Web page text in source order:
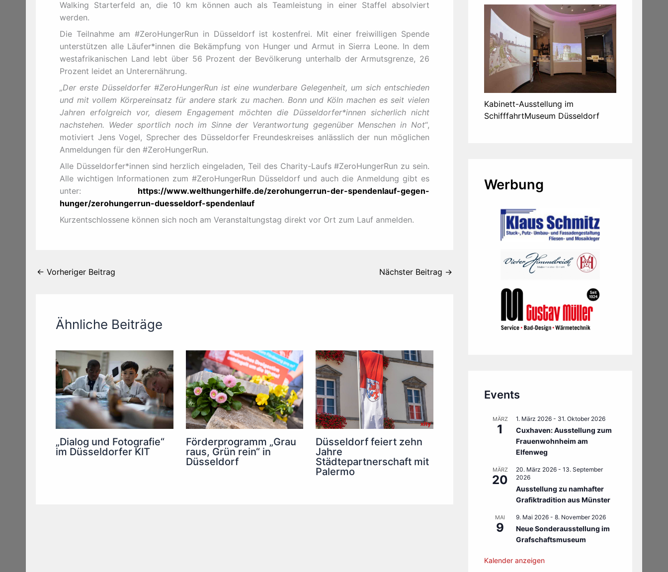
Walking Starterfeld an, die 10 km können auch als Teamleistung in einer Staffel absolviert
werden.
Die Teilnahme am #ZeroHungerRun in Düsseldorf ist kostenfrei. Mit einer freiwilligen Spende
unterstützen alle Läufer*innen die Bekämpfung von Hunger und Armut in Sierra Leone. In dem
westafrikanischen Land lebt über 56 Prozent der Bevölkerung unterhalb der Armutsgrenze, 26
Prozent leidet an Unterernährung.
„Der erste Düsseldorfer #ZeroHungerRun ist eine wunderbare Gelegenheit, um sich entschieden
und mit vollem Körpereinsatz für andere stark zu machen. Bonn und Köln machen es seit vielen
Jahren erfolgreich vor, diesem Engagement möchten die Düsseldorfer*innen sicherlich nicht
nachstehen. Weder sportlich noch im Sinne der Verantwortung gegenüber Menschen in Not“,
motiviert Jens Vogel, Sprecher des Düsseldorfer Freundeskreises anlässlich der nun möglichen
Anmeldungen für den #ZeroHungerRun.
Alle Düsseldorfer*innen sind herzlich eingeladen, Teil des Charity-Laufs #ZeroHungerRun zu sein.
Alle wichtigen Informationen zum #ZeroHungerRun Düsseldorf und auch die Anmeldung gibt es
unter: https://www.welthungerhilfe.de/zerohungerrun-der-spendenlauf-gegen-
hunger/zerohungerrun-duesseldorf-spendenlauf
Kurzentschlossene können sich noch am Veranstaltungstag direkt vor Ort zum Lauf anmelden.
← Vorheriger Beitrag Nächster Beitrag →
Ähnliche Beiträge
„Dialog und Fotografie“
im Düsseldorfer KIT
Förderprogramm „Grau
raus, Grün rein“ in
Düsseldorf
Düsseldorf feiert zehn
Jahre
Städtepartnerschaft mit
Palermo
Kabinett-Ausstellung im
SchifffahrtMuseum Düsseldorf
Werbung
Events
MÄRZ
1
1. März 2026 - 31. Oktober 2026
Cuxhaven: Ausstellung zum
Frauenwohnheim am
Elfenweg
MÄRZ
20
20. März 2026 - 13. September
2026
Ausstellung zu namhafter
Grafiktradition aus Münster
MAI
9
9. Mai 2026 - 8. November 2026
Neue Sonderausstellung im
Grafschaftsmuseum
Kalender anzeigen